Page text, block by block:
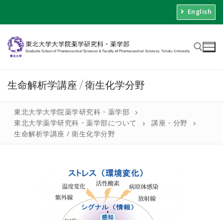
English
生命解析学講座 / 衛生化学分野
東北大学大学院薬学研究科・薬学部
東北大学薬学研究科・薬学部について
講座・分野
生命解析学講座 / 衛生化学分野